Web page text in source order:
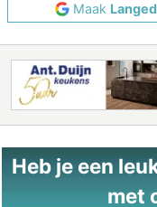
Maak
Heb je een
met